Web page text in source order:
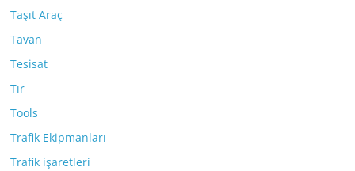
Taşıt Araç
Tavan
Tesisat
Tır
Tools
Trafik Ekipmanları
Trafik işaretleri